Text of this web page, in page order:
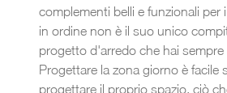
complementi belli e funzionali
in ordine non è il suo unico
progetto d'arredo che hai
Progettare la zona giorno è facile
progettare il proprio spazio, ciò